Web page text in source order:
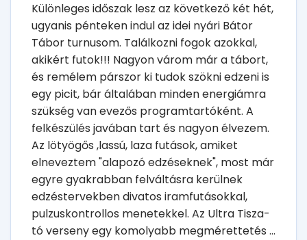
Különleges időszak lesz az következő két hét,
ugyanis pénteken indul az idei nyári Bátor
Tábor turnusom. Találkozni fogok azokkal,
akikért futok!!! Nagyon várom már a tábort,
és remélem párszor ki tudok szökni edzeni is
egy picit, bár általában minden energiámra
szükség van evezős programtartóként. A
felkészülés javában tart és nagyon élvezem.
Az lötyögős ,lassú, laza futások, amiket
elneveztem "alapozó edzéseknek", most már
egyre gyakrabban felváltásra kerülnek
edzéstervekben divatos iramfutásokkal,
pulzuskontrollos menetekkel. Az Ultra Tisza-
tó verseny egy komolyabb megmérettetés ...